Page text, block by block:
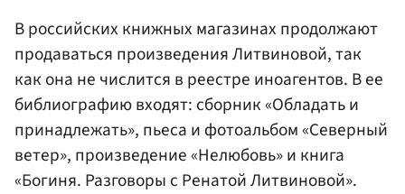
В российских книжных магазинах продолжают
продаваться произведения Литвиновой, так
как она не числится в реестре иноагентов. В ее
библиографию входят: сборник «Обладать и
принадлежать», пьеса и фотоальбом «Северный
ветер», произведение «Нелюбовь» и книга
«Богиня. Разговоры с Ренатой Литвиновой».